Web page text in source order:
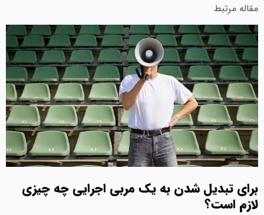
مقاله مرتبط
برای تبدیل شدن به یک مربی اجرایی چه چیزی
لازم است؟